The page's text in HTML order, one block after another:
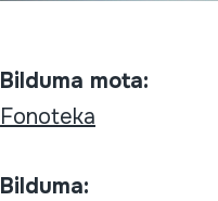
Bilduma mota:
Fonoteka
Bilduma: